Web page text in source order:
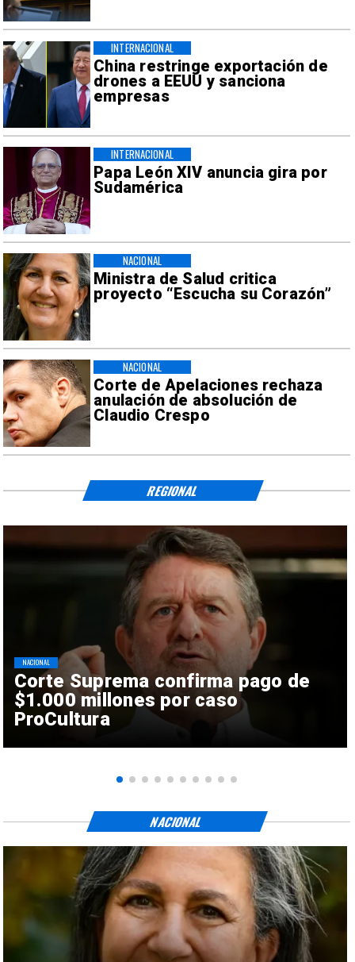
China restringe exportación de
drones a EEUU y sanciona
empresas
INTERNACIONAL
Papa León XIV anuncia gira por
Sudamérica
INTERNACIONAL
Ministra de Salud critica
proyecto “Escucha su Corazón”
NACIONAL
Corte de Apelaciones rechaza
anulación de absolución de
Claudio Crespo
NACIONAL
Corte Suprema confirma pago de
$1.000 millones por caso
ProCultura
NACIONAL
REGIONAL
NACIONAL